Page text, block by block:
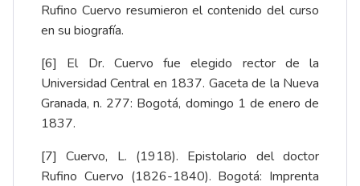
Rufino Cuervo resumieron el contenido del curso
en su biografía.
[6] El Dr. Cuervo fue elegido rector de la
Universidad Central en 1837. Gaceta de la Nueva
Granada, n. 277: Bogotá, domingo 1 de enero de
1837.
[7] Cuervo, L. (1918). Epistolario del doctor
Rufino Cuervo (1826-1840). Bogotá: Imprenta